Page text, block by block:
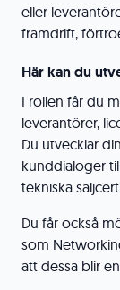
eller
framdrift,
Här kan du
I rollen får du
leverantörer,
Du utvecklar
kunddialoger
tekniska
Du får också
som
att dessa blir